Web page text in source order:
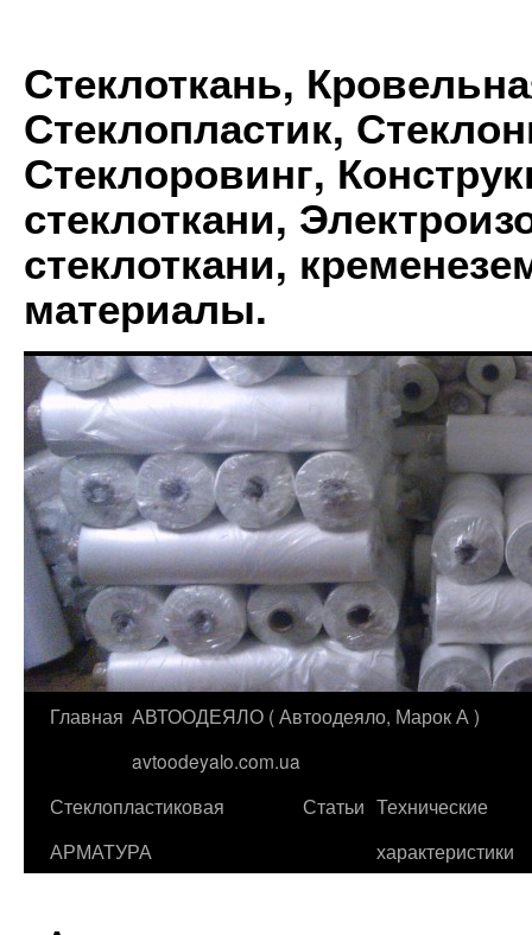
Стеклоткань,
Стеклопластик,
Стеклоровинг,
стеклоткани,
стеклоткани,
материалы.
Перейти
содержимому
Главная АВТООДЕЯЛО ( Автоодеяло, Марок А )
avtoodeyalo.com.ua
Стеклопластиковая
АРМАТУРА
Статьи Технические
характеристики